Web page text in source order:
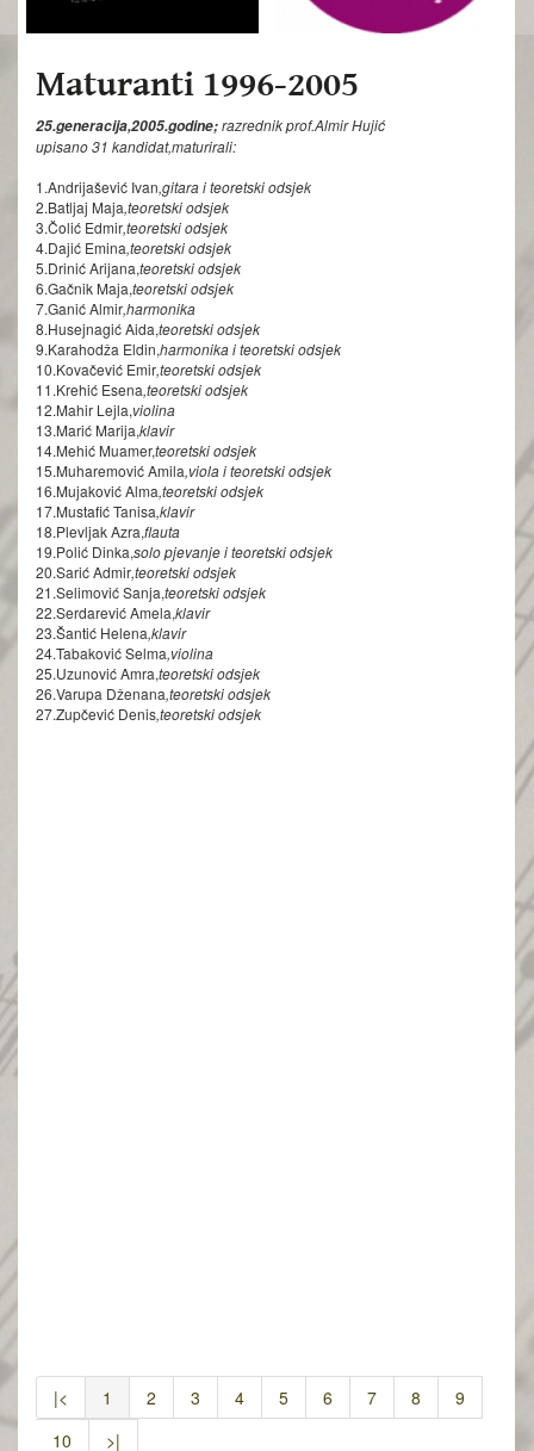
Maturanti 1996-2005
25.generacija,2005.godine;razrednik prof.Almir Hujić
upisano 31 kandidat,maturirali:
1.Andrijašević Ivan,gitara i teoretski odsjek
2.Batljaj Maja,teoretski odsjek
3.Čolić Edmir,teoretski odsjek
4.Dajić Emina,teoretski odsjek
5.Drinić Arijana,teoretski odsjek
6.Gačnik Maja,teoretski odsjek
7.Ganić Almir,harmonika
8.Husejnagić Aida,teoretski odsjek
9.Karahodža Eldin,harmonika i teoretski odsjek
10.Kovačević Emir,teoretski odsjek
11.Krehić Esena,teoretski odsjek
12.Mahir Lejla,violina
13.Marić Marija,klavir
14.Mehić Muamer,teoretski odsjek
15.Muharemović Amila,viola i teoretski odsjek
16.Mujaković Alma,teoretski odsjek
17.Mustafić Tanisa,klavir
18.Plevljak Azra,flauta
19.Polić Dinka,solo pjevanje i teoretski odsjek
20.Sarić Admir,teoretski odsjek
21.Selimović Sanja,teoretski odsjek
22.Serdarević Amela,klavir
23.Šantić Helena,klavir
24.Tabaković Selma,violina
25.Uzunović Amra,teoretski odsjek
26.Varupa Dženana,teoretski odsjek
27.Zupčević Denis,teoretski odsjek
|< 1 2 3 4 5 6 7 8
9
10
>|